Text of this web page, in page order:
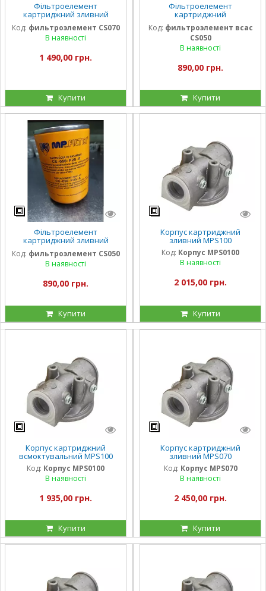
Фільтроелемент
картриджний зливний
Код: фильтроэлемент CS070
В наявності
1 490,00 грн.
Купити
Фільтроелемент
картриджний
всмоктувальний CS050 (21 л/
хв)
Код: фильтроэлемент всас
CS050
В наявності
890,00 грн.
Купити
Фільтроелемент
картриджний зливний
CS050 (68 л/хв)
Код: фильтроэлемент CS050
В наявності
890,00 грн.
Купити
Корпус картриджний
зливний MPS100
Код: Корпус MPS0100
В наявності
2 015,00 грн.
Купити
Корпус картриджний
всмоктувальний MPS100
Код: Корпус MPS0100
В наявності
1 935,00 грн.
Купити
Корпус картриджний
зливний MPS070
Код: Корпус MPS070
В наявності
2 450,00 грн.
Купити